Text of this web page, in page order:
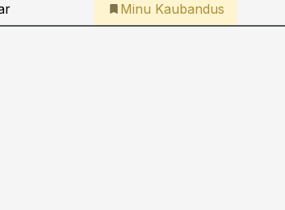
Minu Kaubandus